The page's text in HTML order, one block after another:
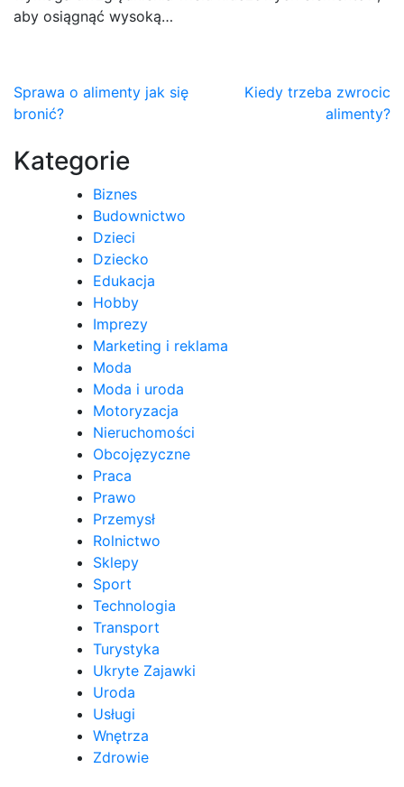
aby osiągnąć wysoką…
Nawigacja
wpisu
Sprawa o alimenty jak się
bronić?
Kiedy trzeba zwrocic
alimenty?
Kategorie
Biznes
Budownictwo
Dzieci
Dziecko
Edukacja
Hobby
Imprezy
Marketing i reklama
Moda
Moda i uroda
Motoryzacja
Nieruchomości
Obcojęzyczne
Praca
Prawo
Przemysł
Rolnictwo
Sklepy
Sport
Technologia
Transport
Turystyka
Ukryte Zajawki
Uroda
Usługi
Wnętrza
Zdrowie